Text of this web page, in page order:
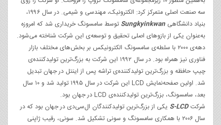
سه صنعت اصلی متمرکز کرد: الکترونیک، مهندسی و شیمی. در سال ۱۹۹۶،
بنیاد دانشگاهی Sungkyinkwan توسط سامسونگ خریداری شد که امروزه
به‌عنوان یکی از بازوهای اصلی تحقیق و توسعه‌ی این شرکت شناخته می‌شود.
دهه‌ی ۲۰۰۰ با سلطه‌ی سامسونگ الکترونیکس بر بخش‌های مختلف بازار
فناوری نیز همراه بود. در سال ۱۹۹۲ این شرکت به بزرگ‌ترین تولیدکننده‌‌ی
چیپ حافظه و بزرگ‌ترین تولیدکننده‌ی تراشه پس از اینتل در جهان تبدیل
شد. اولین صفحه‌نمایش LCD این شرکت در سال ۱۹۹۵ تولید شد و ۱۰ سال
بعد، سامسونگ، بزرگ‌ترین تولیدکننده‌ی LCD در جهان بود.
شرکتS-LCD یکی از بزرگ‌ترین تولیدکنندگان ال‌سی‌دی در جهان بود که در
سال ۲۰۰۶ با همکاری سامسونگ و سونی تشکیل شد. سونی، رقیب ژاپنی